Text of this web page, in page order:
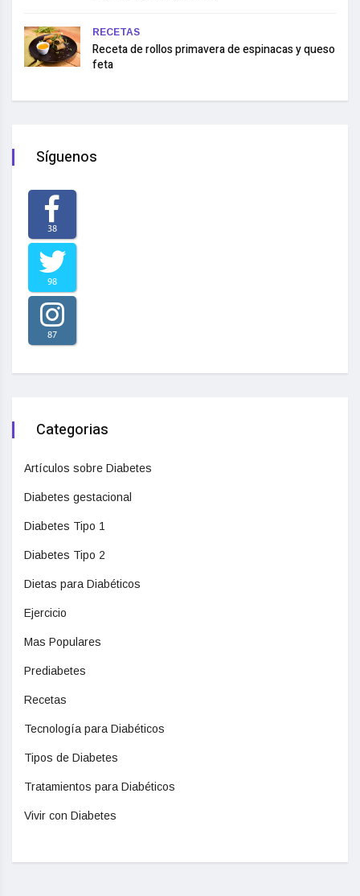
RECETAS
Receta de rollos primavera de espinacas y queso
feta
Síguenos
38
98
87
Categorias
Artículos sobre Diabetes
Diabetes gestacional
Diabetes Tipo 1
Diabetes Tipo 2
Dietas para Diabéticos
Ejercicio
Mas Populares
Prediabetes
Recetas
Tecnología para Diabéticos
Tipos de Diabetes
Tratamientos para Diabéticos
Vivir con Diabetes